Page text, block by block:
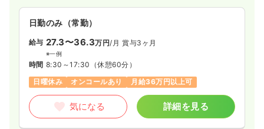
日勤のみ（常勤）
給与 27.3〜36.3万円/月 賞与3ヶ月
※一例
時間 8:30～17:30 （休憩60分）
日曜休み
オンコールあり 月給36万円以上可
気になる 詳細を見る